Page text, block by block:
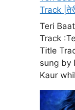
Track
Teri
Track
Title
sung by
Kaur